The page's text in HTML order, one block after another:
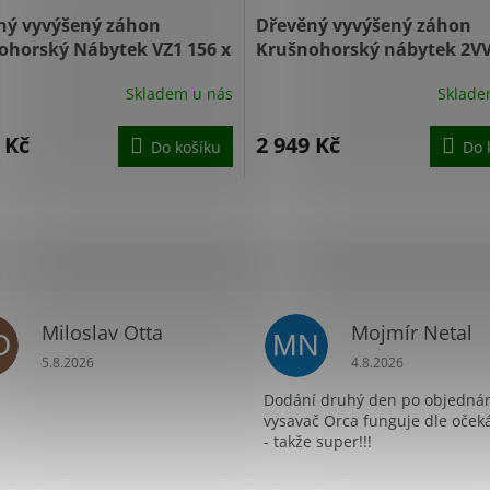
vyvýšený záhon
Nábytek VZ1 156 x
Skladem u nás
Do košíku
Dřevěný vyvýšený záhon
Krušnohorský nábytek
bez povrchové úpravy
2 949 Kč Do
Miloslav Otta
Hodnocení obchodu je 5 z 5 hvězdiček.
5.8.2026
MN Mojmír Netal
Hodnocení
4.8.2026
Dodání druhý den po
vysavač Orca funguje dle
- takže super!!!